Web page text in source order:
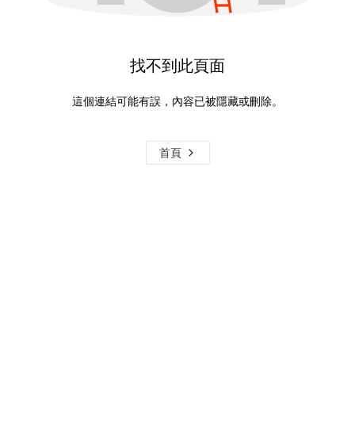
找不到此頁面
這個連結可能有誤，內容已被隱藏或刪除。
首頁